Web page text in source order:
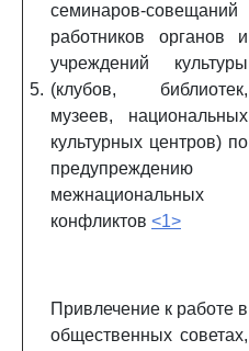
5.
семинаров-совещаний
работников органов и
учреждений культуры
(клубов, библиотек,
музеев, национальных
культурных центров) по
предупреждению
межнациональных
конфликтов <1>
Привлечение к работе в
общественных советах,